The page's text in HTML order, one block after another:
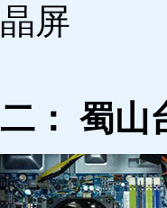
晶屏
二： 蜀山